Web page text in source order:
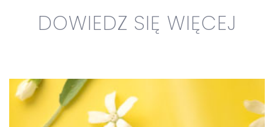
DOWIEDZ SIĘ WIĘCEJ